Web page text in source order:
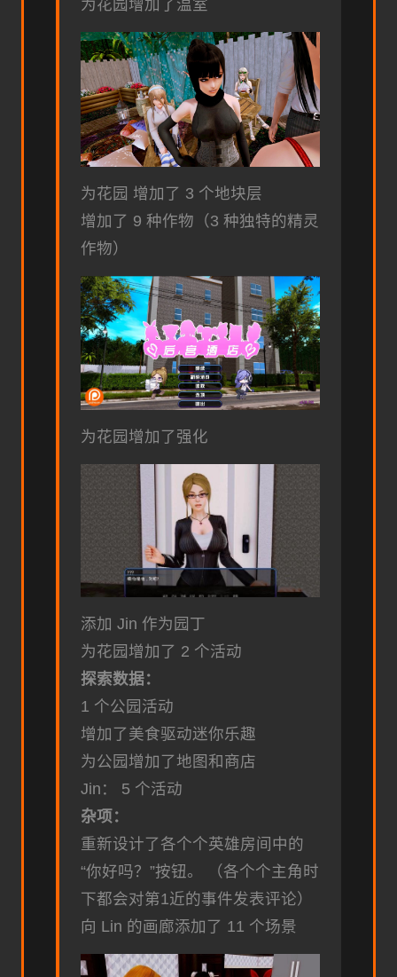
为花园增加了温室
为花园 增加了 3 个地块层
增加了 9 种作物（3 种独特的精灵
作物）
为花园增加了强化
添加 Jin 作为园丁
为花园增加了 2 个活动
探索数据：
1 个公园活动
增加了美食驱动迷你乐趣
为公园增加了地图和商店
Jin： 5 个活动
杂项：
重新设计了各个个英雄房间中的
“你好吗？”按钮。 （各个个主角时
下都会对第1近的事件发表评论）
向 Lin 的画廊添加了 11 个场景